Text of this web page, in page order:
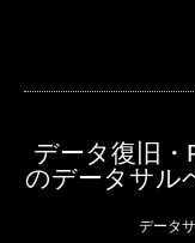
データ復旧
のデータサル
データ